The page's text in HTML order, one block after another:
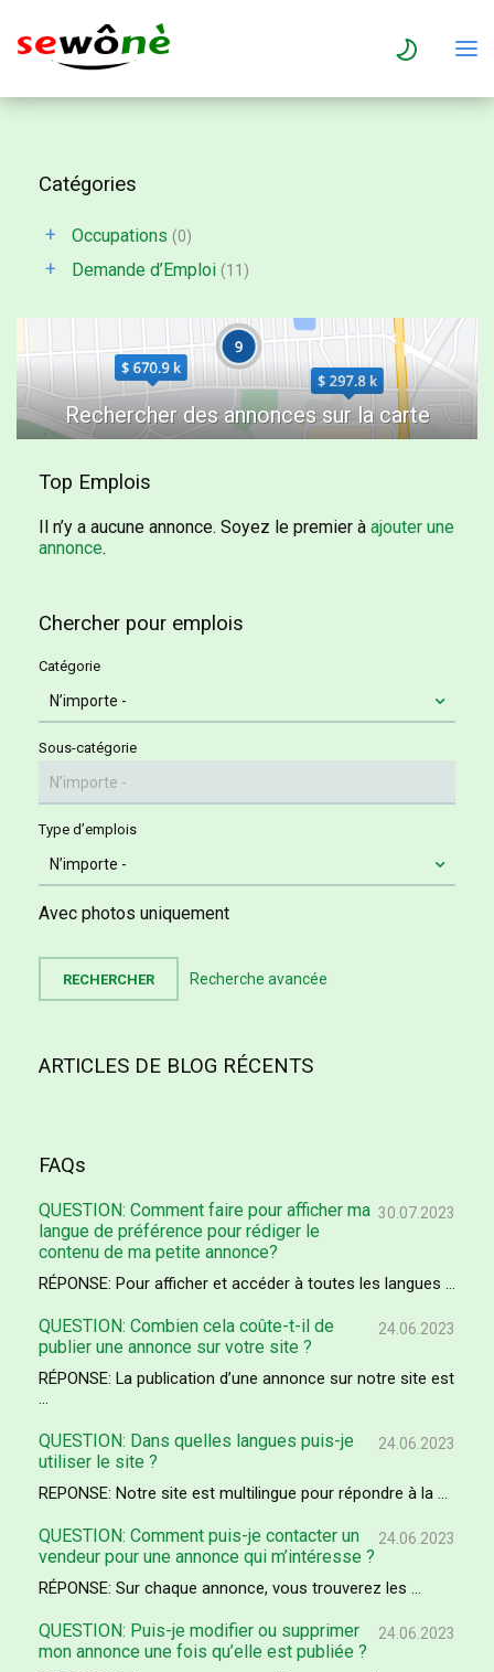
Catégories
+ Occupations (0)
+ Demande d’Emploi (11)
Top Emplois
Il n’y a aucune annonce. Soyez le premier à ajouter une
annonce.
Chercher pour emplois
Catégorie
Sous-catégorie
Type d’emplois
Avec photos uniquement
Recherche avancée
ARTICLES DE BLOG RÉCENTS
FAQs
30.07.2023
QUESTION: Comment faire pour afficher ma
langue de préférence pour rédiger le
contenu de ma petite annonce?
RÉPONSE: Pour afficher et accéder à toutes les langues ...
24.06.2023
QUESTION: Combien cela coûte-t-il de
publier une annonce sur votre site ?
RÉPONSE: La publication d’une annonce sur notre site est
...
24.06.2023
QUESTION: Dans quelles langues puis-je
utiliser le site ?
REPONSE: Notre site est multilingue pour répondre à la ...
24.06.2023
QUESTION: Comment puis-je contacter un
vendeur pour une annonce qui m’intéresse ?
RÉPONSE: Sur chaque annonce, vous trouverez les ...
24.06.2023
QUESTION: Puis-je modifier ou supprimer
mon annonce une fois qu’elle est publiée ?